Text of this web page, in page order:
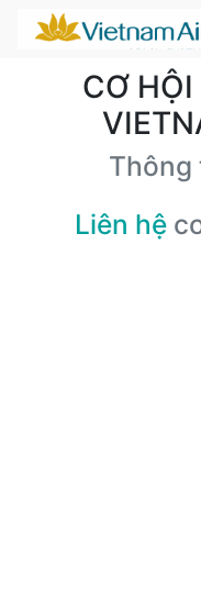
CƠ
Thông
Liên hệ